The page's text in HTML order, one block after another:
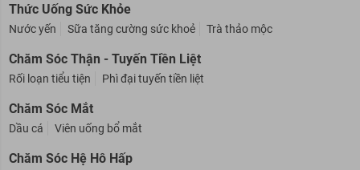
Thức Uống Sức Khỏe
Nước yến Sữa tăng cường sức khoẻ Trà thảo mộc
Chăm Sóc Thận - Tuyến Tiền Liệt
Rối loạn tiểu tiện Phì đại tuyến tiền liệt
Chăm Sóc Mắt
Dầu cá Viên uống bổ mắt
Chăm Sóc Hệ Hô Hấp